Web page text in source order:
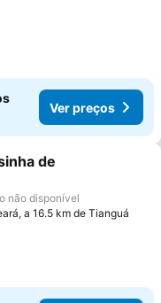
Ver preços
aos favoritos
de
não disponível
a 16.5 km de Tianguá